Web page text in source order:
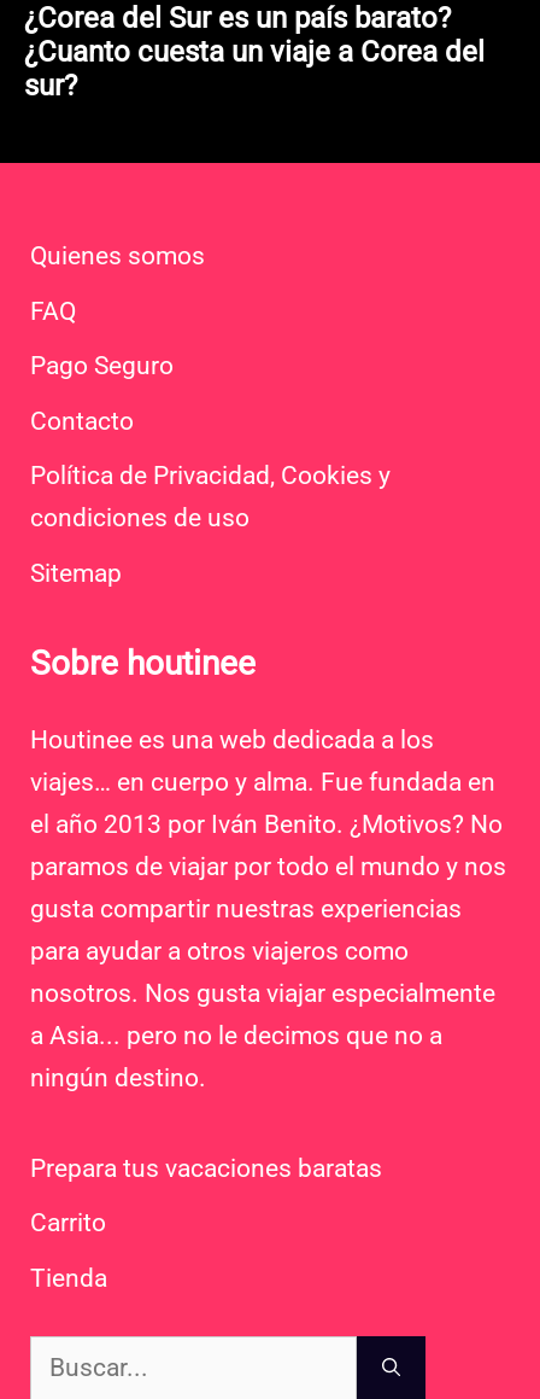
¿Corea del Sur es un país barato?
¿Cuanto cuesta un viaje a Corea del
sur?
Quienes somos
FAQ
Pago Seguro
Contacto
Política de Privacidad, Cookies y
condiciones de uso
Sitemap
Sobre houtinee
Houtinee es una web dedicada a los
viajes… en cuerpo y alma. Fue fundada en
el año 2013 por Iván Benito. ¿Motivos? No
paramos de viajar por todo el mundo y nos
gusta compartir nuestras experiencias
para ayudar a otros viajeros como
nosotros. Nos gusta viajar especialmente
a Asia... pero no le decimos que no a
ningún destino.
Prepara tus vacaciones baratas
Carrito
Tienda
Buscar: